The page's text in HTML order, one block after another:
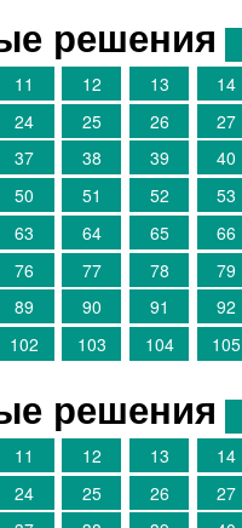
решения
11 12 13 14
24 25 26 27
37 38 39 40
50 51 52 53
63 64 65 66
76 77 78 79
89 90 91 92
102 103 104 105
решения
11 12 13 14
24 25 26 27